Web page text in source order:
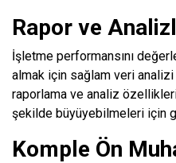
Rapor ve
İşletme performansını
almak için sağlam veri
raporlama ve analiz
şekilde büyüyebilmeleri için
Komple Ön